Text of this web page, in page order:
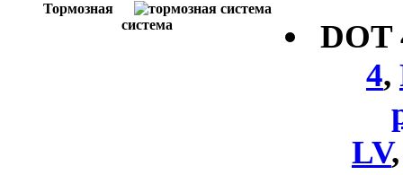
Тормозная
система
4,
LV